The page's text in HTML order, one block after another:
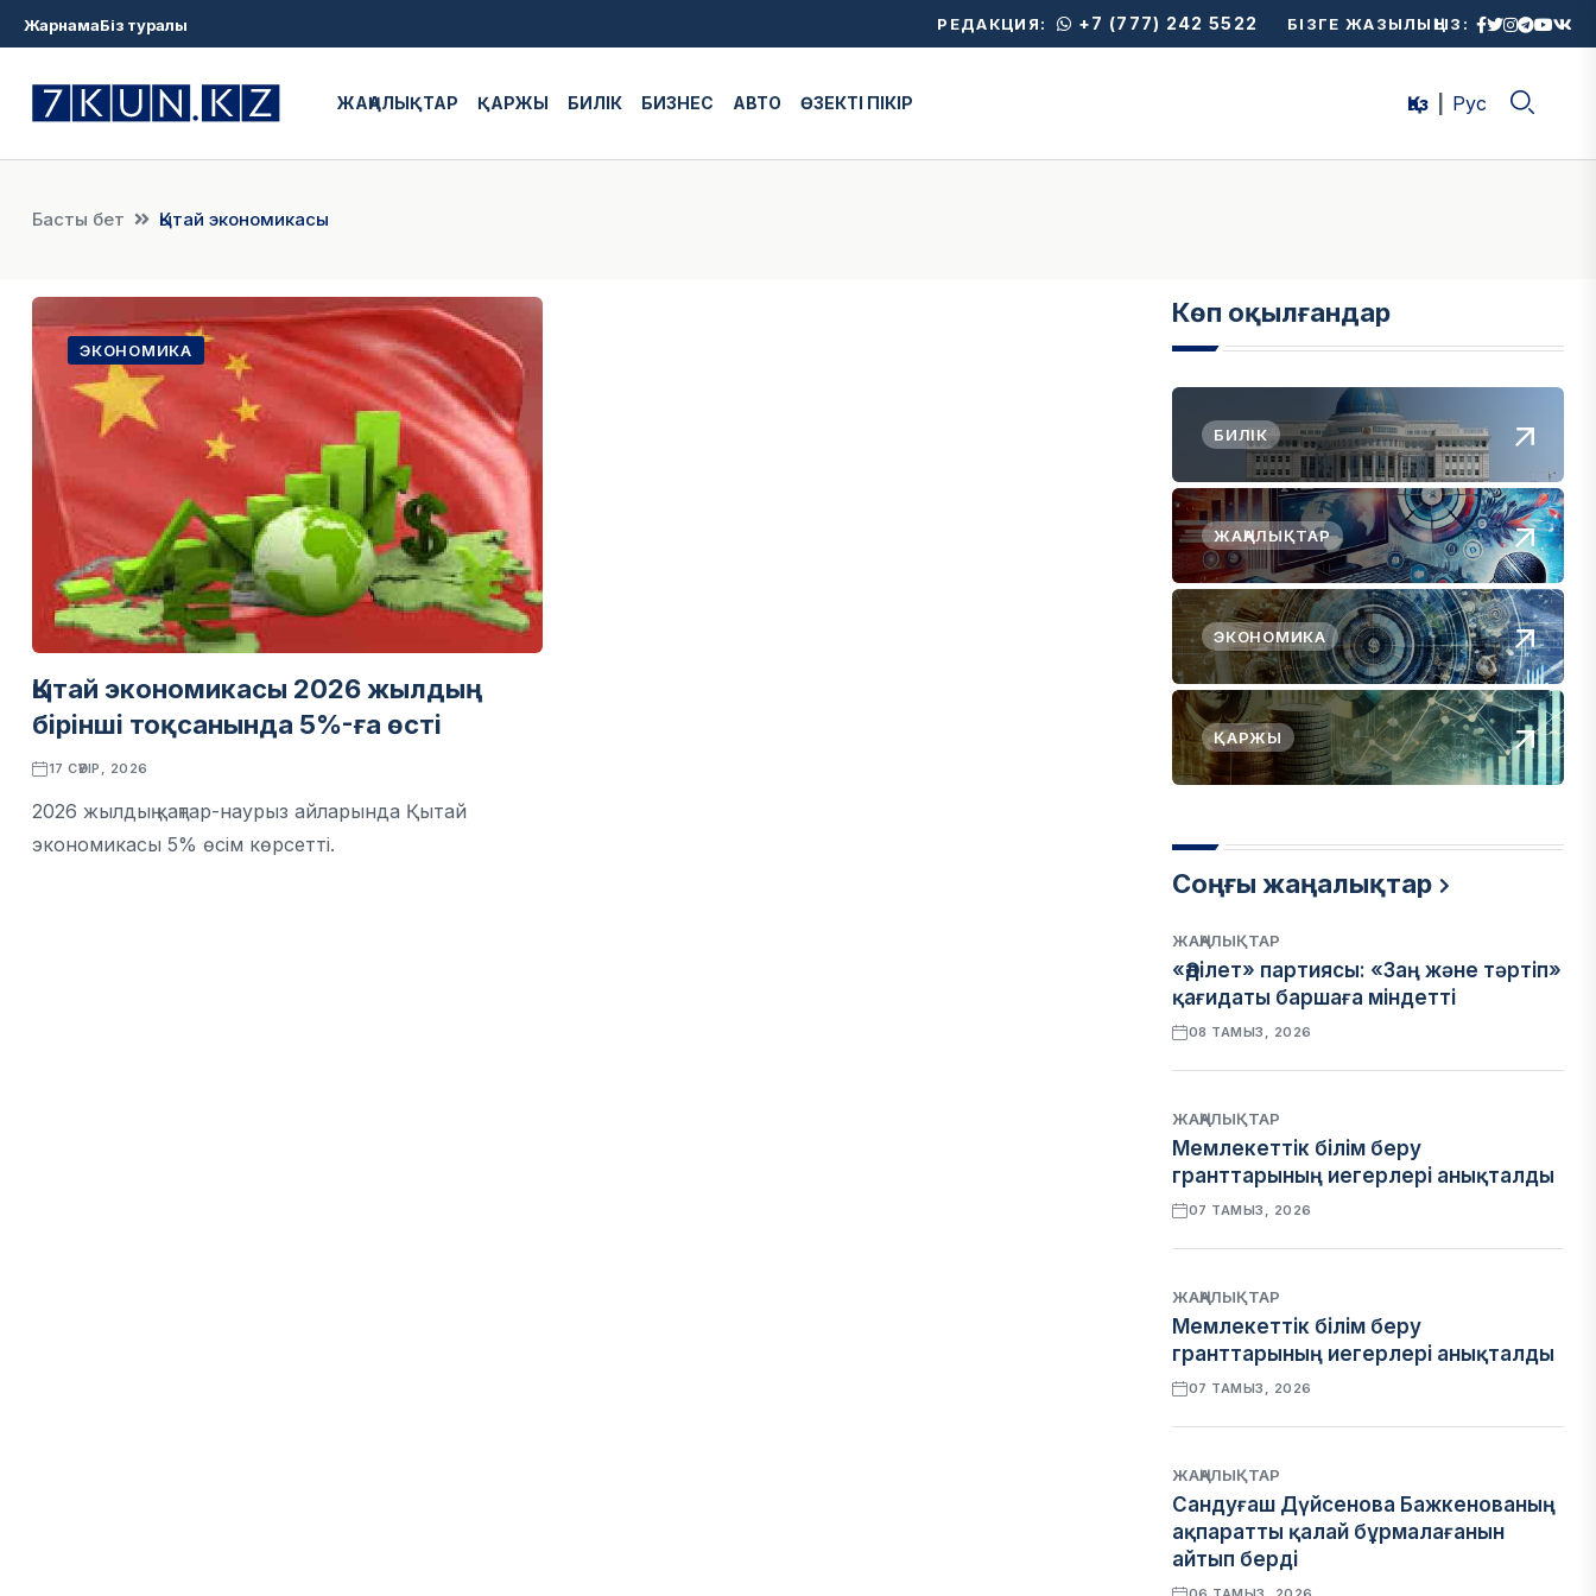
ЖарнамаБіз туралы РЕДАКЦИЯ: +7 (777) 242 5522 БІЗГЕ ЖАЗЫЛЫҢЫЗ:
ЖАҢАЛЫҚТАР ҚАРЖЫ БИЛІК БИЗНЕС АВТО ӨЗЕКТІ ПІКІР Қаз Рус
Басты бет Қытай экономикасы
ЭКОНОМИКА
Қытай экономикасы 2026 жылдың
бірінші тоқсанында 5%-ға өсті
17 СӘУІР, 2026
2026 жылдың қаңтар-наурыз айларында Қытай
экономикасы 5% өсім көрсетті.
Көп оқылғандар
БИЛІК
ЖАҢАЛЫҚТАР
ЭКОНОМИКА
ҚАРЖЫ
Соңғы жаңалықтар
ЖАҢАЛЫҚТАР
«Әділет» партиясы: «Заң және тәртіп»
қағидаты баршаға міндетті
08 ТАМЫЗ, 2026
ЖАҢАЛЫҚТАР
Мемлекеттік білім беру
гранттарының иегерлері анықталды
07 ТАМЫЗ, 2026
ЖАҢАЛЫҚТАР
Мемлекеттік білім беру
гранттарының иегерлері анықталды
07 ТАМЫЗ, 2026
ЖАҢАЛЫҚТАР
Сандуғаш Дүйсенова Бажкенованың
ақпаратты қалай бұрмалағанын
айтып берді